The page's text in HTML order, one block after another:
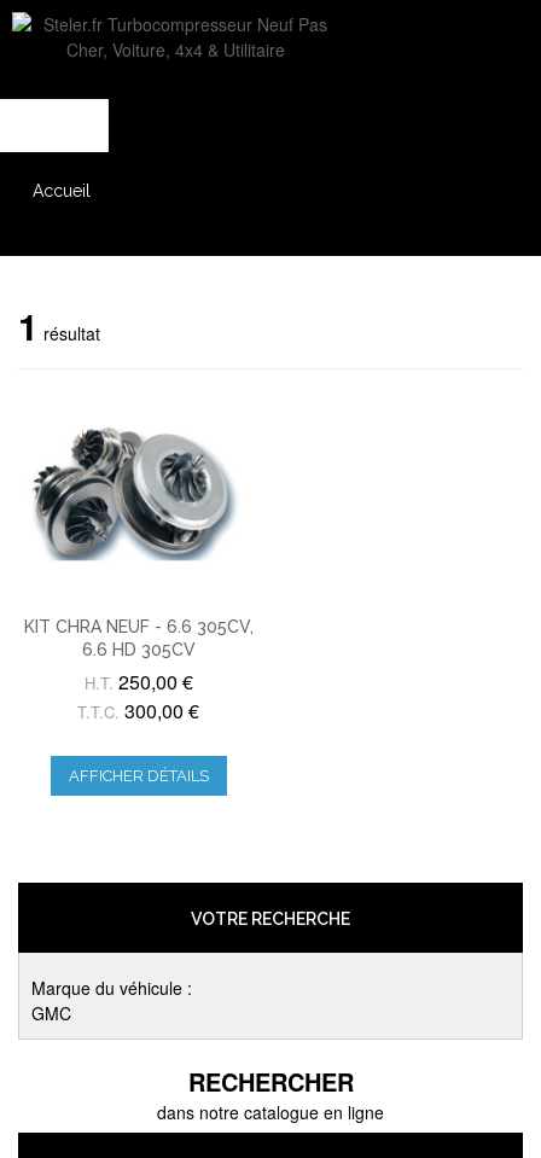
Accueil
1 résultat
KIT CHRA NEUF - 6.6 305CV,
6.6 HD 305CV
H.T. 250,00 €
T.T.C. 300,00 €
AFFICHER DÉTAILS
VOTRE RECHERCHE
Marque du véhicule :
GMC
RECHERCHER
dans notre catalogue en ligne